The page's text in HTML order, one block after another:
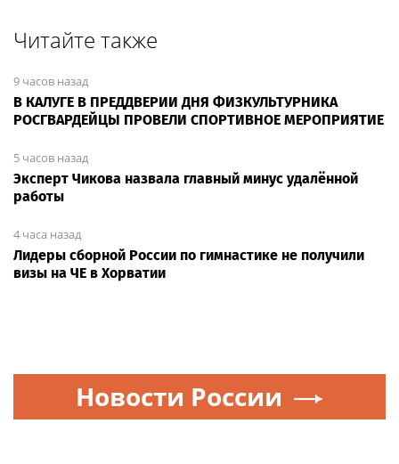
Читайте также
9 часов назад
В КАЛУГЕ В ПРЕДДВЕРИИ ДНЯ ФИЗКУЛЬТУРНИКА
РОСГВАРДЕЙЦЫ ПРОВЕЛИ СПОРТИВНОЕ МЕРОПРИЯТИЕ
5 часов назад
Эксперт Чикова назвала главный минус удалённой
работы
4 часа назад
Лидеры сборной России по гимнастике не получили
визы на ЧЕ в Хорватии
Новости России